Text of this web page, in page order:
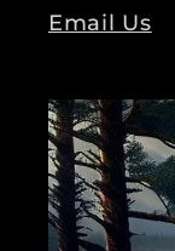
Email Us